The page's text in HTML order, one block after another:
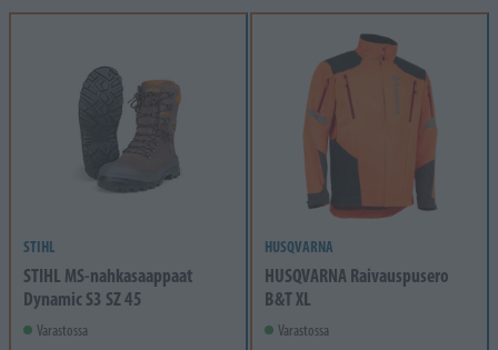
STIHL
STIHL MS-nahkasaappaat
Dynamic S3 SZ 45
Varastossa
HUSQVARNA
HUSQVARNA Raivauspusero
B&T XL
Varastossa